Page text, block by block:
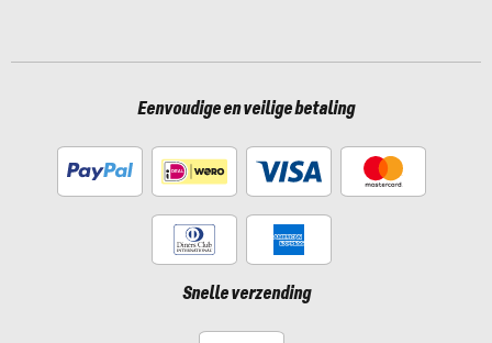
Eenvoudige en veilige betaling
Snelle verzending